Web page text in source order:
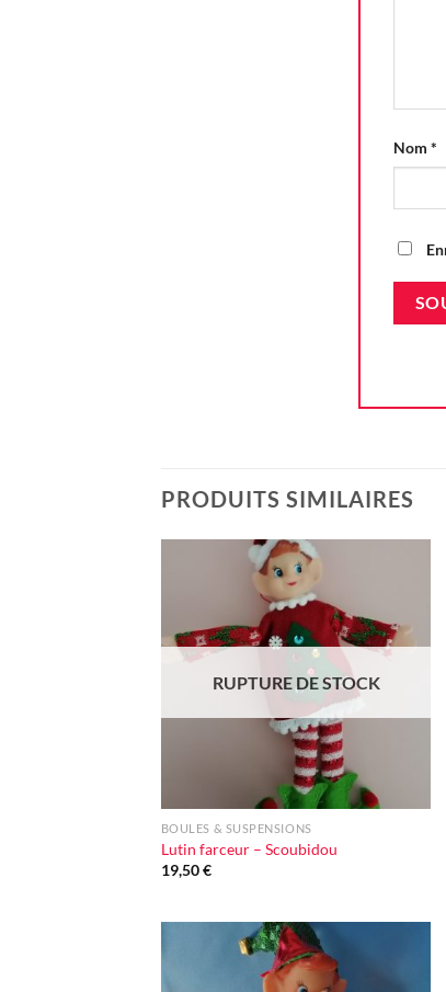
Nom *
PRODUITS SIMILAIRES
d'envie
RUPTURE DE STOCK
BOULES & SUSPENSIONS
Lutin farceur – Scoubidou
19,50€